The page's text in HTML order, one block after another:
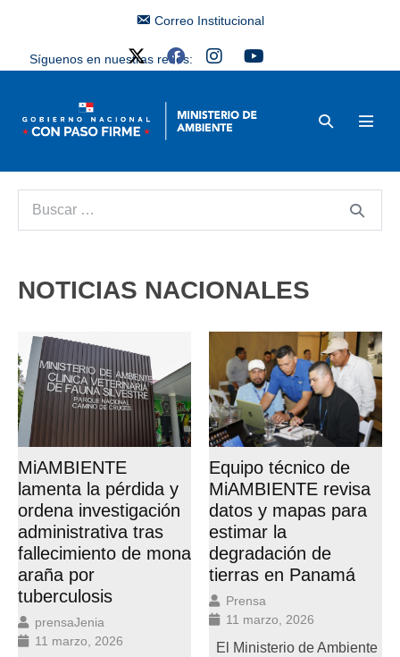
Correo Institucional
Síguenos en nuestras redes:
NOTICIAS NACIONALES
MiAMBIENTE
lamenta la pérdida y
ordena investigación
administrativa tras
fallecimiento de mona
araña por
tuberculosis
prensaJenia
11 marzo, 2026
Equipo técnico de
MiAMBIENTE revisa
datos y mapas para
estimar la
degradación de
tierras en Panamá
Prensa
11 marzo, 2026
El Ministerio de Ambiente